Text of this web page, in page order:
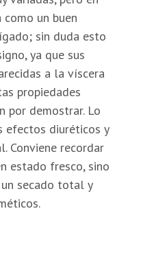
un buen
sin duda esto
ya que sus
a la víscera
propiedades
por demostrar. Lo
efectos diuréticos y
Conviene recordar
estado fresco, sino
secado total y